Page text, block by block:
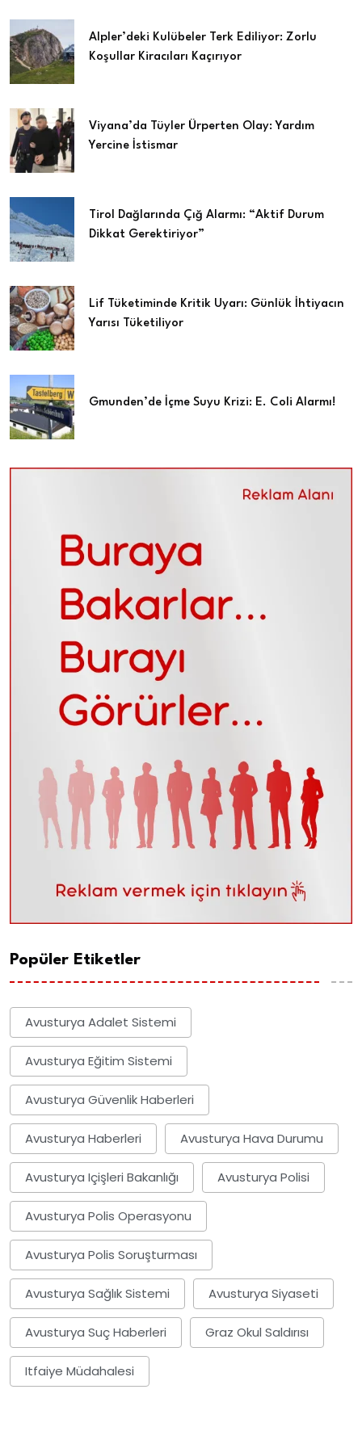
Alpler’deki Kulübeler Terk Ediliyor: Zorlu
Koşullar Kiracıları Kaçırıyor
Viyana’da Tüyler Ürperten Olay: Yardım
Yercine İstismar
Tirol Dağlarında Çığ Alarmı: “Aktif Durum
Dikkat Gerektiriyor”
Lif Tüketiminde Kritik Uyarı: Günlük İhtiyacın
Yarısı Tüketiliyor
Gmunden’de İçme Suyu Krizi: E. Coli Alarmı!
Popüler Etiketler
Avusturya Adalet Sistemi
Avusturya Eğitim Sistemi
Avusturya Güvenlik Haberleri
Avusturya Haberleri Avusturya Hava Durumu
Avusturya Içişleri Bakanlığı Avusturya Polisi
Avusturya Polis Operasyonu
Avusturya Polis Soruşturması
Avusturya Sağlık Sistemi Avusturya Siyaseti
Avusturya Suç Haberleri Graz Okul Saldırısı
Itfaiye Müdahalesi